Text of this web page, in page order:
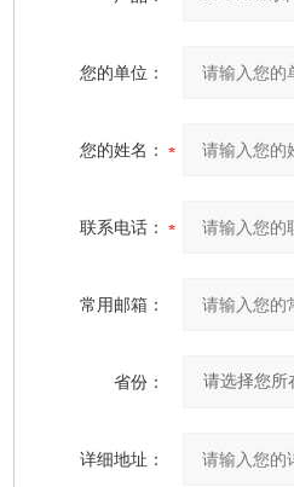
您的单位：
您的姓名：
联系电话：
常用邮箱：
省份：
详细地址：